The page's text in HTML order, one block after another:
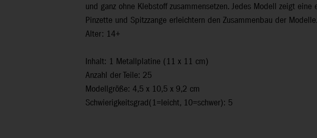
und ganz ohne Klebstoff zusammensetzen. Jedes Modell zeigt
Pinzette und Spitzzange erleichtern den Zusammenbau der
Alter: 14+
Inhalt: 1 Metallplatine (11 x 11 cm)
Anzahl der Teile: 25
Modellgröße: 4,5 x 10,5 x 9,2 cm
Schwierigkeitsgrad(1=leicht, 10=schwer): 5